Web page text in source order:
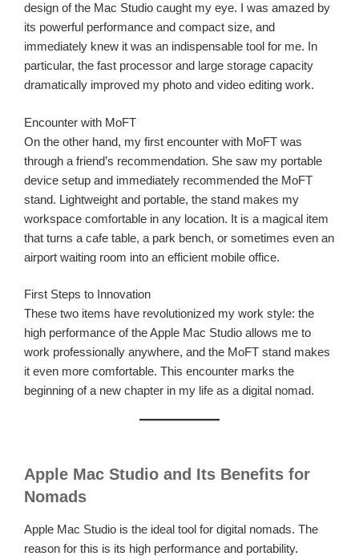
design of the Mac Studio caught my eye. I was amazed by
its powerful performance and compact size, and
immediately knew it was an indispensable tool for me. In
particular, the fast processor and large storage capacity
dramatically improved my photo and video editing work.
Encounter with MoFT
On the other hand, my first encounter with MoFT was
through a friend’s recommendation. She saw my portable
device setup and immediately recommended the MoFT
stand. Lightweight and portable, the stand makes my
workspace comfortable in any location. It is a magical item
that turns a cafe table, a park bench, or sometimes even an
airport waiting room into an efficient mobile office.
First Steps to Innovation
These two items have revolutionized my work style: the
high performance of the Apple Mac Studio allows me to
work professionally anywhere, and the MoFT stand makes
it even more comfortable. This encounter marks the
beginning of a new chapter in my life as a digital nomad.
Apple Mac Studio and Its Benefits for
Nomads
Apple Mac Studio is the ideal tool for digital nomads. The
reason for this is its high performance and portability.